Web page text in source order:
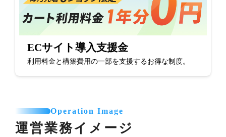
ECサイト導入支援金
利用料金と構築費用の一部を支援するお得な制度。
Operation Image
運営業務イメージ